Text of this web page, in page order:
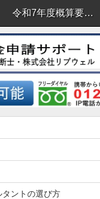
令和7年度概算要求『早期再就職支援等助成金（雇入れ支援コース、中途採用拡大コース）』の申請サポート予約を先行してご案内
ントの選び方